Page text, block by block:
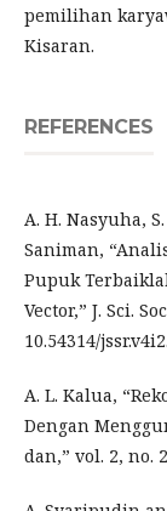
pemilihan
Kisaran.
REFERENCES
A. H. Nasyuha,
Saniman,
Pupuk
Vector,” J. Sci.
10.54314/
A. L. Kalua,
Dengan
dan,” vol. 2, no.